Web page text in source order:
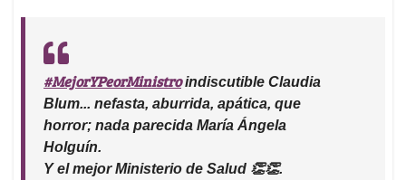
#MejorYPeorMinistroindiscutible Claudia
Blum... nefasta, aburrida, apática, que
horror; nada parecida María Ángela
Holguín.
Y el mejor Ministerio de Salud 👏👏.